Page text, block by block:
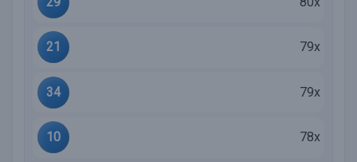
21 79x
34 79x
10 78x